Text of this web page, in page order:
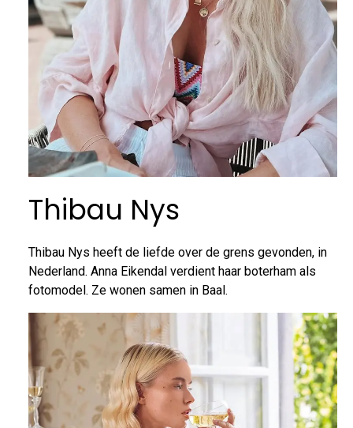
Thibau Nys
Thibau Nys heeft de liefde over de grens gevonden, in
Nederland. Anna Eikendal verdient haar boterham als
fotomodel. Ze wonen samen in Baal.